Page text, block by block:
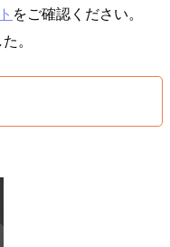
をご確認ください。
。